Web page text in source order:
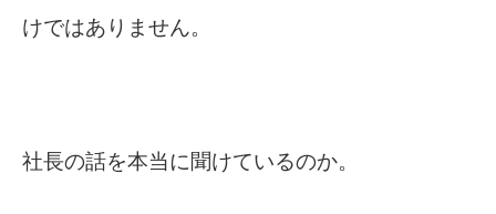
けではありません。
社長の話を本当に聞けているのか。